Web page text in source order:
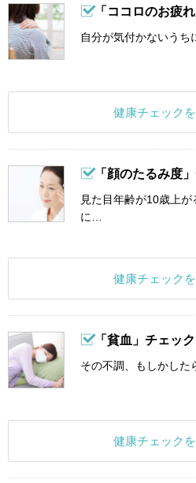
「ココロのお疲
自分が気付かないうち
健康チェック
「顔のたるみ度
見た目年齢が10歳上
に…
健康チェック
「貧血」チェック
その不調、もしかした
健康チェック